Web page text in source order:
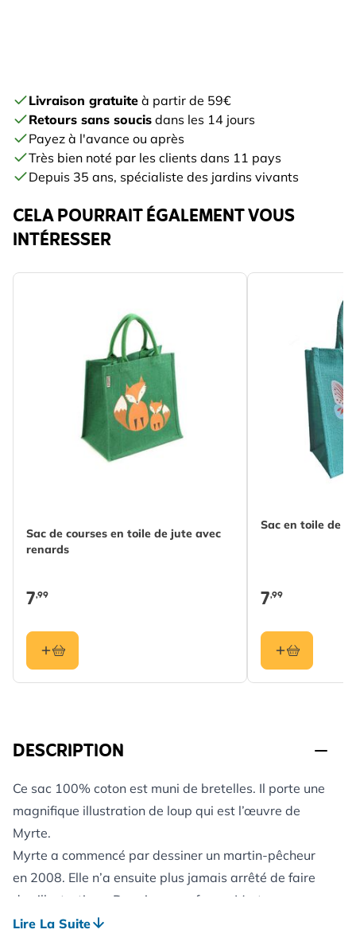
Livraison gratuite à partir de 59€
Retours sans soucis dans les 14 jours
Payez à l'avance ou après
Très bien noté par les clients dans 11 pays
Depuis 35 ans, spécialiste des jardins vivants
CELA POURRAIT ÉGALEMENT VOUS
INTÉRESSER
Sac de courses en toile de jute avec
renards
7,99
Sac en toile de
7,99
DESCRIPTION
Ce sac 100% coton est muni de bretelles. Il porte une
magnifique illustration de loup qui est l’œuvre de
Myrte.
Myrte a commencé par dessiner un martin-pêcheur
en 2008. Elle n’a ensuite plus jamais arrêté de faire
des illustrations. Depuis son enfance, Myrte a une
grande passion pour la nature qu’elle exprime dans
Lire La Suite